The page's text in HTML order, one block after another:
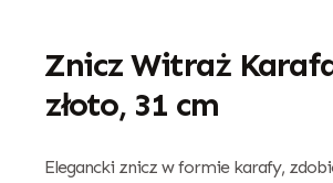
Znicz Witraż
złoto, 31 cm
Elegancki znicz w formie karafy,